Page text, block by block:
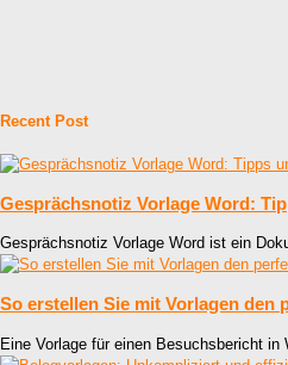
Recent Post
Gesprächsnotiz Vorlage Word:
Gesprächsnotiz Vorlage Word ist ein
So erstellen Sie mit Vorlagen den
Eine Vorlage für einen Besuchsbericht in